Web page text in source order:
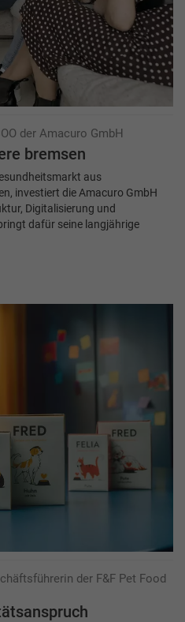
der Amacuro GmbH
bremsen
aus
investiert die Amacuro GmbH
Digitalisierung und
dafür seine langjährige
der F&F Pet Food